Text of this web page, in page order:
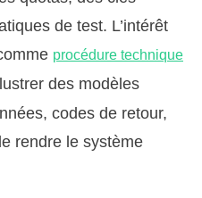
de test. L’intérêt
procédure technique
des modèles
codes de retour,
rendre le système